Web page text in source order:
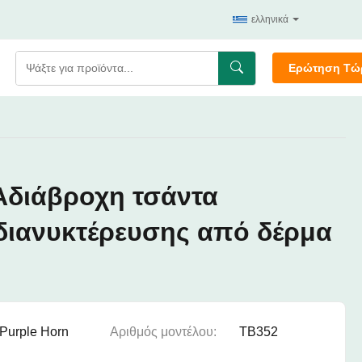
ελληνικά
Ερώτηση
τσάντα
από δέρμα
Purple Horn Αριθμός μοντέλου: TB352